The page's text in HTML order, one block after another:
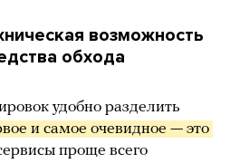
возможность
обхода
удобно разделить
и самое очевидное — это
проще всего